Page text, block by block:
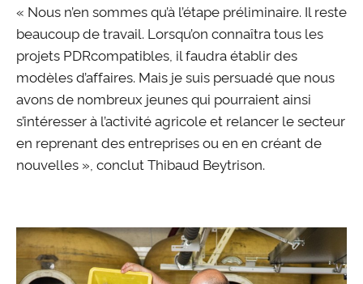
« Nous n’en sommes qu’à l’étape préliminaire. Il reste
beaucoup de travail. Lorsqu’on connaîtra tous les
projets PDRcompatibles, il faudra établir des
modèles d’affaires. Mais je suis persuadé que nous
avons de nombreux jeunes qui pourraient ainsi
s’intéresser à l’activité agricole et relancer le secteur
en reprenant des entreprises ou en en créant de
nouvelles », conclut Thibaud Beytrison.